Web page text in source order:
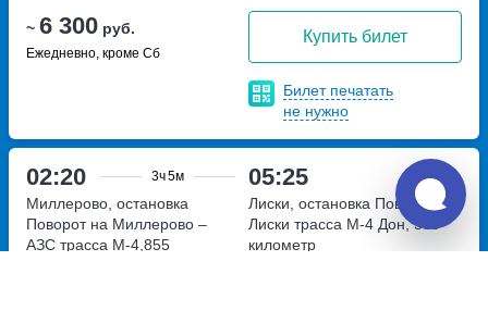
~ 6 300 руб.
Ежедневно, кроме Сб
Купить билет
Билет печатать
не нужно
02:20 3ч5м 05:25
Миллерово, остановка
Поворот на Миллерово –
АЗС трасса М-4,855
Лиски, остановка Поворот на
Лиски трасса М-4 Дон, 589
километр